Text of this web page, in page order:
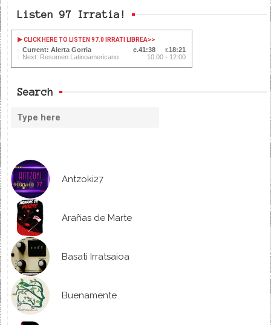
Listen 97 Irratia!
CLICK HERE TO LISTEN 97.0 IRRATI LIBREA>>
Current: Alerta Gorria 41:39
18:20
Next: Resumen Latinoamericano
10:00 - 12:00
Search
Antzoki27
Arañas de Marte
Basati Irratsaioa
Buenamente